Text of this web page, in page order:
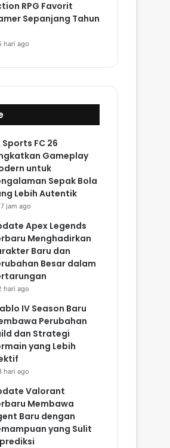
RPG Favorit
Sepanjang Tahun
hari ago
Sports FC 26
Gameplay
untuk
Sepak Bola
Lebih Autentik
jam ago
Apex Legends
Menghadirkan
Baru dan
Besar dalam
hari ago
IV Season Baru
Perubahan
dan Strategi
yang Lebih
hari ago
Valorant
Membawa
Baru dengan
yang Sulit